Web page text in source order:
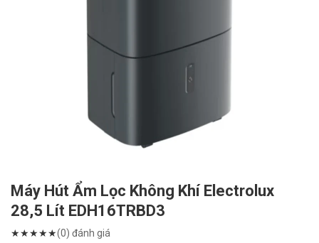
Máy Hút Ẩm Lọc Không Khí Electrolux
28,5 Lít EDH16TRBD3
★★★★★(0) đánh giá